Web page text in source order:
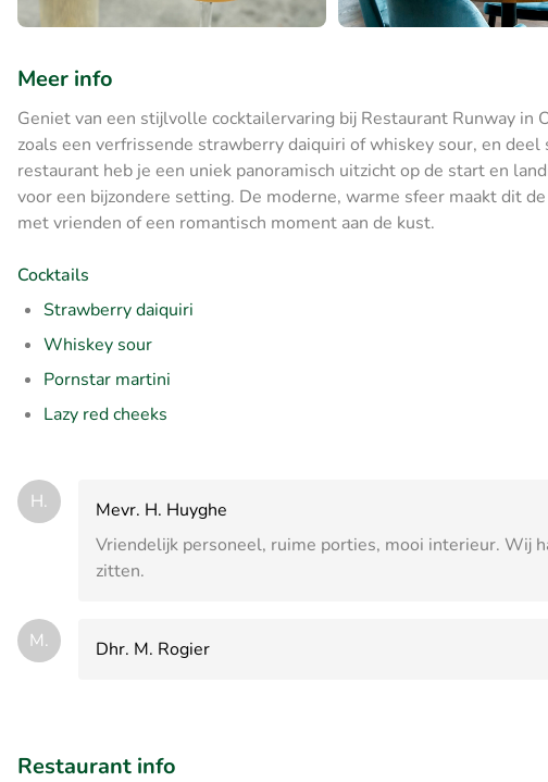
Meer info
Geniet van een stijlvolle cocktailervaring bij Restaurant Runway in
zoals een verfrissende strawberry daiquiri of whiskey sour, en
restaurant heb je een uniek panoramisch uitzicht op de start en
voor een bijzondere setting. De moderne, warme sfeer maakt dit
met vrienden of een romantisch moment aan de kust.
Cocktails
Strawberry daiquiri
Whiskey sour
Pornstar martini
Lazy red cheeks
H.
Mevr. H. Huyghe
Vriendelijk personeel, ruime porties, mooi interieur. Wij
zitten.
M. Dhr. M. Rogier
Restaurant info